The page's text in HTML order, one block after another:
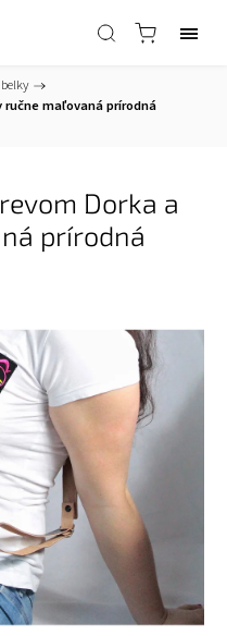
/
ručne maľovaná prírodná
Dorka a
prírodná